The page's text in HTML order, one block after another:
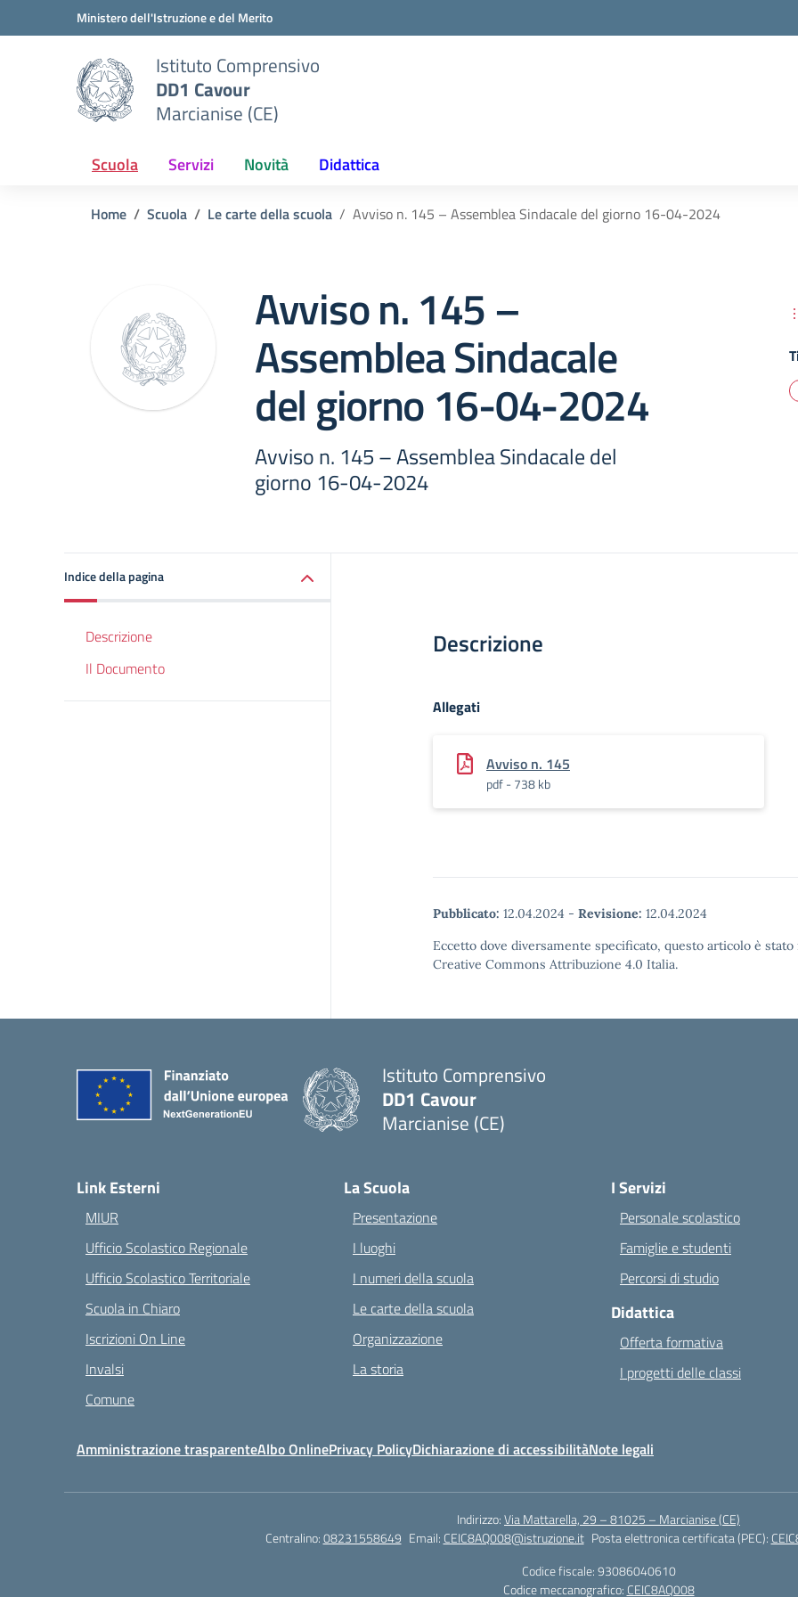
Vai ai contenuti
Vai al menu di navigazioneMinistero dell'Istruzione e del Merito
Istituto Comprensivo
DD1 Cavour
Marcianise (CE)
Scuola Servizi Novità Didattica
Home Scuola Le carte della scuola Avviso n. 145 – Assemblea Sindacale del giorno 16-04-2024
Avviso n. 145 –
Assemblea Sindacale
del giorno 16-04-2024
Avviso n. 145 – Assemblea Sindacale del
giorno 16-04-2024
Indice della pagina
Descrizione
Il Documento
Descrizione
Allegati
Avviso n. 145
pdf - 738 kb
Pubblicato: 12.04.2024 - Revisione: 12.04.2024
Eccetto dove diversamente specificato, questo articolo è
Creative Commons Attribuzione 4.0 Italia.
Istituto Comprensivo
DD1 Cavour
Marcianise (CE)
Link Esterni
MIUR
Ufficio Scolastico Regionale
Ufficio Scolastico Territoriale
Scuola in Chiaro
Iscrizioni On Line
Invalsi
Comune
La Scuola
Presentazione
I luoghi
I numeri della scuola
Le carte della scuola
Organizzazione
La storia
I Servizi
Personale scolastico
Famiglie e studenti
Percorsi di studio
Didattica
Offerta formativa
I progetti delle classi
Amministrazione trasparenteAlbo OnlinePrivacy PolicyDichiarazione di accessibilitàNote legali
Indirizzo:Via Mattarella, 29 – 81025 – Marcianise (CE)
Centralino:08231558649 Email: CEIC8AQ008@istruzione.it Posta elettronica certificata (PEC):
Codice fiscale: 93086040610
Codice meccanografico: CEIC8AQ008